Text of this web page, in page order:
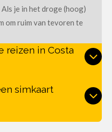
je in het droge (hoog)
om ruim van tevoren te
reizen in Costa
simkaart